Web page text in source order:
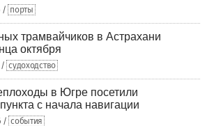
/ порты
трамвайчиков в Астрахани
октября
/ судоходство
в Югре посетили
с начала навигации
/ события